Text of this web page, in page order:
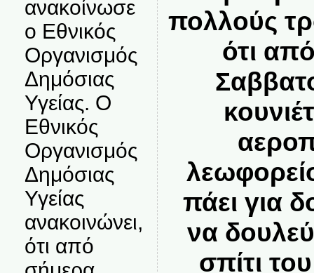
ανακοίνωσε
ο Εθνικός
Οργανισμός
Δημόσιας
Υγείας. Ο
Εθνικός
Οργανισμός
Δημόσιας
Υγείας
ανακοινώνει,
ότι από
πολλούς
ότι
πάει για
να
σπίτι